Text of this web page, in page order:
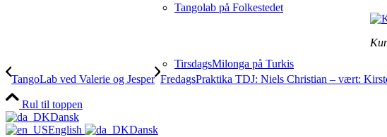
Tangolab på Folkestedet
TirsdagsMilonga på Turkis
TangoLab ved Valerie og Jesper FredagsPraktika TDJ: Niels Christian – vært:
Rul til toppen
Dansk
English
Dansk